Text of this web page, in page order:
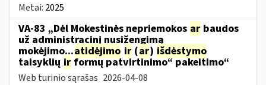
Metai: 2025
VA-83 „Dėl Mokestinės nepriemokos ar baudos
už administracinį nusižengimą
mokėjimo...atidėjimo ir (ar) išdėstymo
taisyklių ir formų patvirtinimo“ pakeitimo“
Web turinio sąrašas 2026-04-08